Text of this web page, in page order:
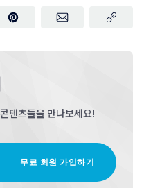
텐츠들을 만나보세요!
무료 회원 가입하기